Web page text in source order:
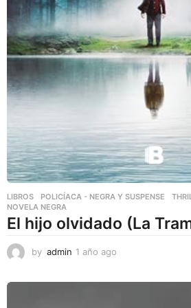
LIBROS ,POLICÍACA - NEGRA Y SUSPENSE ,
NOVELA NEGRA
El hijo olvidado (La
by admin 1 año ago